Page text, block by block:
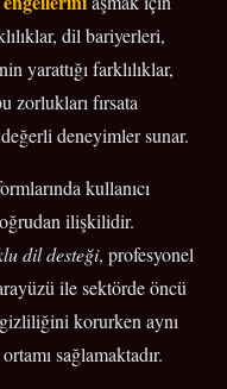
dil bariyerleri,
yarattığı farklılıklar,
zorlukları fırsata
deneyimler sunar.
kullanıcı
ilişkilidir.
dil desteği, profesyonel
ile sektörde öncü
gizliliğini korurken aynı
sağlamaktadır.